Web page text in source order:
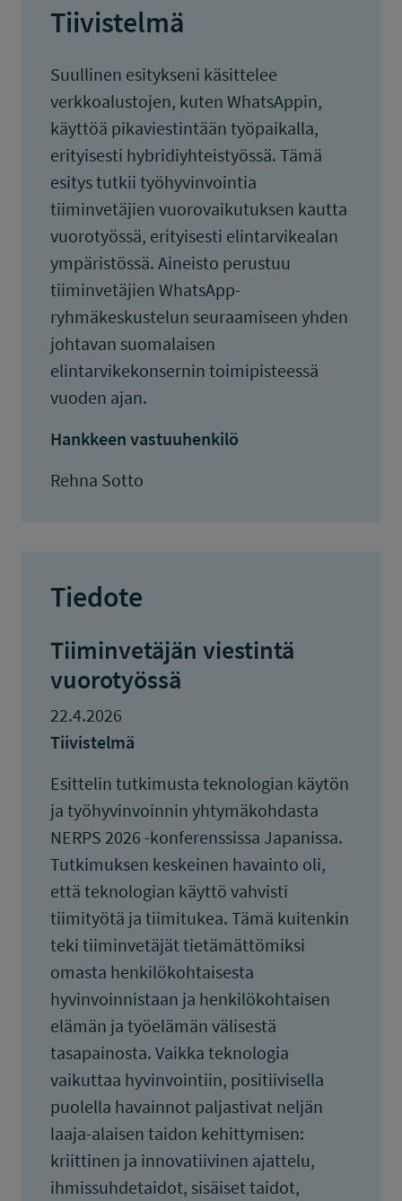
Tiivistelmä
Suullinen esitykseni käsittelee
verkkoalustojen, kuten WhatsAppin,
käyttöä pikaviestintään työpaikalla,
erityisesti hybridiyhteistyössä. Tämä
esitys tutkii työhyvinvointia
tiiminvetäjien vuorovaikutuksen kautta
vuorotyössä, erityisesti elintarvikealan
ympäristössä. Aineisto perustuu
tiiminvetäjien WhatsApp-
ryhmäkeskustelun seuraamiseen yhden
johtavan suomalaisen
elintarvikekonsernin toimipisteessä
vuoden ajan.
Hankkeen vastuuhenkilö
Rehna Sotto
Tiedote
Tiiminvetäjän viestintä
vuorotyössä
22.4.2026
Tiivistelmä
Esittelin tutkimusta teknologian käytön
ja työhyvinvoinnin yhtymäkohdasta
NERPS 2026 -konferenssissa Japanissa.
Tutkimuksen keskeinen havainto oli,
että teknologian käyttö vahvisti
tiimityötä ja tiimitukea. Tämä kuitenkin
teki tiiminvetäjät tietämättömiksi
omasta henkilökohtaisesta
hyvinvoinnistaan ja henkilökohtaisen
elämän ja työelämän välisestä
tasapainosta. Vaikka teknologia
vaikuttaa hyvinvointiin, positiivisella
puolella havainnot paljastivat neljän
laaja-alaisen taidon kehittymisen:
kriittinen ja innovatiivinen ajattelu,
ihmissuhdetaidot, sisäiset taidot,